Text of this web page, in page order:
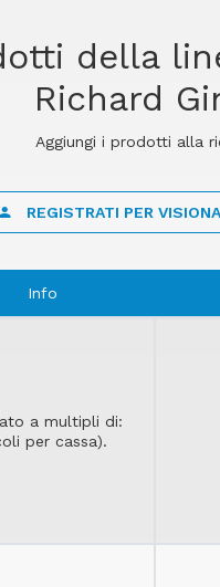
della
Richard
Aggiungi i prodotti alla
REGISTRATI PER
Info
a multipli di:
per cassa).